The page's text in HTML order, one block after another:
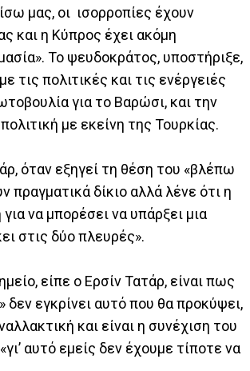
μας, οι ισορροπίες έχουν
και η Κύπρος έχει ακόμη
Το ψευδοκράτος, υποστήριξε,
τις πολιτικές και τις ενέργειές
για το Βαρώσι, και την
με εκείνη της Τουρκίας.
όταν εξηγεί τη θέση του «βλέπω
πραγματικά δίκιο αλλά λένε ότι η
να μπορέσει να υπάρξει μια
στις δύο πλευρές».
είπε ο Ερσίν Τατάρ, είναι πως
δεν εγκρίνει αυτό που θα προκύψει,
και είναι η συνέχιση του
αυτό εμείς δεν έχουμε τίποτε να